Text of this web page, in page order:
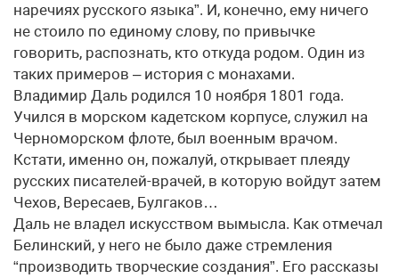
наречиях русского языка”. И, конечно, ему ничего
не стоило по единому слову, по привычке
говорить, распознать, кто откуда родом. Один из
таких примеров – история с монахами.
Владимир Даль родился 10 ноября 1801 года.
Учился в морском кадетском корпусе, служил на
Черноморском флоте, был военным врачом.
Кстати, именно он, пожалуй, открывает плеяду
русских писателей-врачей, в которую войдут затем
Чехов, Вересаев, Булгаков…
Даль не владел искусством вымысла. Как отмечал
Белинский, у него не было даже стремления
“производить творческие создания”. Его рассказы